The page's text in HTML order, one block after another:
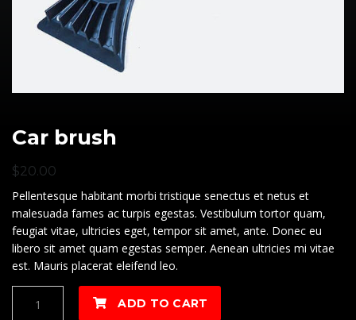
Car brush
$20.00
Pellentesque habitant morbi tristique senectus et netus et
malesuada fames ac turpis egestas. Vestibulum tortor quam,
feugiat vitae, ultricies eget, tempor sit amet, ante. Donec eu
libero sit amet quam egestas semper. Aenean ultricies mi vitae
est. Mauris placerat eleifend leo.
brush
ADD TO CART